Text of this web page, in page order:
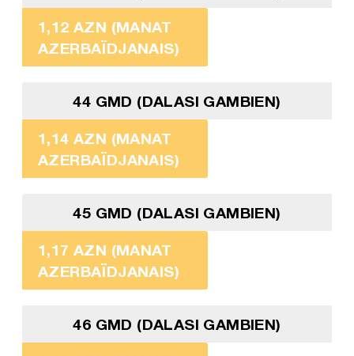
1,12 AZN (MANAT
AZERBAÏDJANAIS)
44 GMD (DALASI GAMBIEN)
1,14 AZN (MANAT
AZERBAÏDJANAIS)
45 GMD (DALASI GAMBIEN)
1,17 AZN (MANAT
AZERBAÏDJANAIS)
46 GMD (DALASI GAMBIEN)